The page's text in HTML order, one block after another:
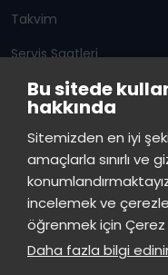
Bu sitede
hakkında
Sitemizden en iyi
amaçlarla sınırlı ve
incelemek ve
öğrenmek için Çerez
Daha fazla bilgi
Takvim
Servis Saatleri
Duyurular
İSTİNYE
Basın
Kiti
İhaleler
çevrimiçi
İstinye
Merhaba!
olabilirim?